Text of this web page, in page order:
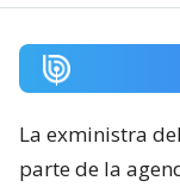
La exministra
parte de la